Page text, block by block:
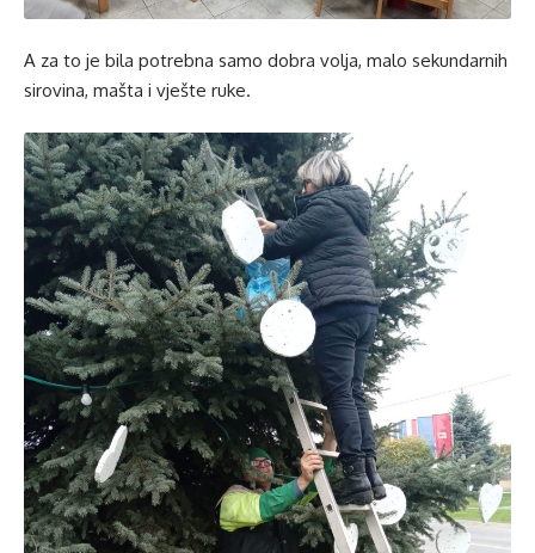
A za to je bila potrebna samo dobra volja, malo sekundarnih
sirovina, mašta i vješte ruke.